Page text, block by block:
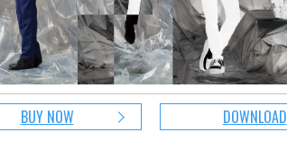
BUY NOW DOWNLOAD